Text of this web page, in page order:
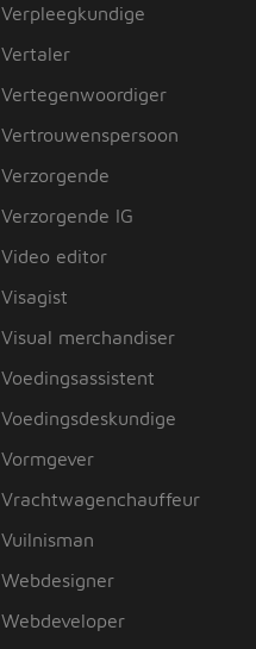
Verpleegkundige
Vertaler
Vertegenwoordiger
Vertrouwenspersoon
Verzorgende
Verzorgende IG
Video editor
Visagist
Visual merchandiser
Voedingsassistent
Voedingsdeskundige
Vormgever
Vrachtwagenchauffeur
Vuilnisman
Webdesigner
Webdeveloper